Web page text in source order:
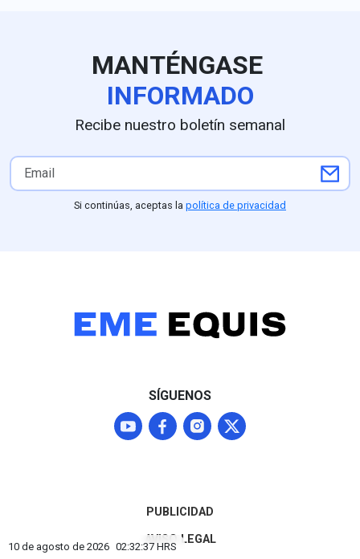
MANTÉNGASE
INFORMADO
Recibe nuestro boletín semanal
Si continúas, aceptas la política de privacidad
10 de agosto de 2026 02:32:39 HRS
SÍGUENOS
PUBLICIDAD
AVISO LEGAL